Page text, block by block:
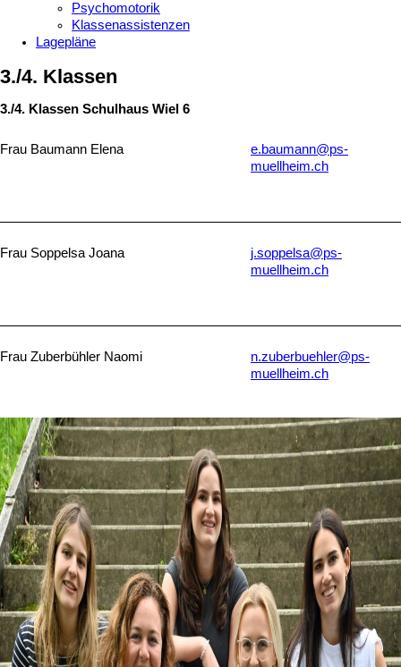
Psychomotorik
Klassenassistenzen
Lagepläne
3./4. Klassen
3./4. Klassen Schulhaus Wiel 6
Frau Baumann Elena
e.baumann@ps-
muellheim.ch
Frau Soppelsa Joana
j.soppelsa@ps-
muellheim.ch
Frau Zuberbühler Naomi
n.zuberbuehler@ps-
muellheim.ch